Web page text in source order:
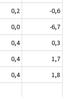
0,2
-0,6
0,0
-6,7
0,4
0,3
0,4
1,7
0,4
1,8